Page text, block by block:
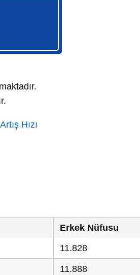
Hızı
Erkek Nüfusu
11.828
11.888